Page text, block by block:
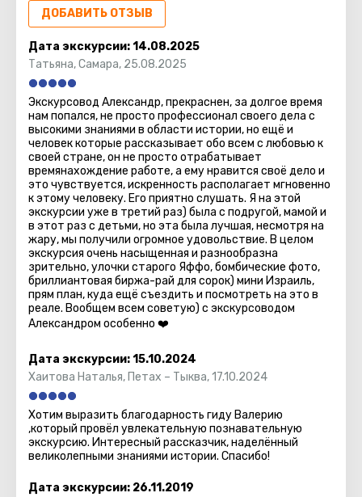
Здесь есть и учебные заведения, и представительства
иностранных государств, и музеи с галереями, и
бизнес-центры, и рестораны с отелями. Уже по этому
списку видно, что город живет полной жизнью, умеет и
работать, и отдыхать. А еще Тель-Авив знаменит
храмами: у них интересная архитектура.
Городом здорово любоваться с высоты. Видимо,
поэтому и местные жители, и гости так любят
смотровую площадку на 49-м этаже одной из
городских высоток. Вид отсюда открывается
сногсшибательный! Посещение можно объединить с
завтраком, обедом или ужином – здесь же есть
хороший ресторан.
Если хотите побыть на природе, отправляйтесь в парк
– их в городе много. А в парке Яркон можно не только
Тель-Авив посмотрите, не выступает ли здесь какая-
нибудь суперзвезда. Можно успеть и на концерт!
ДОБАВИТЬ ОТЗЫВ
Дата экскурсии:14.08.2025
Татьяна,Самара, 25.08.2025
Экскурсовод Александр, прекраснен, за долгое время
нам попался, не просто профессионал своего дела с
высокими знаниями в области истории, но ещё и
человек которые рассказывает обо всем с любовью к
своей стране, он не просто отрабатывает
времянахождение работе, а ему нравится своё дело и
это чувствуется, искренность располагает мгновенно
к этому человеку. Его приятно слушать. Я на этой
экскурсии уже в третий раз) была с подругой, мамой и
в этот раз с детьми, но эта была лучшая, несмотря на
жару, мы получили огромное удовольствие. В целом
экскурсия очень насыщенная и разнообразна
зрительно, улочки старого Яффо, бомбические фото,
бриллиантовая биржа-рай для сорок) мини Израиль,
прям план, куда ещё съездить и посмотреть на это в
реале. Вообщем всем советую) с экскурсоводом
Александром особенно ❤️
Дата экскурсии:15.10.2024
Хаитова Наталья, Петах – Тыква,17.10.2024
Хотим выразить благодарность гиду Валерию
,который провёл увлекательную познавательную
экскурсию. Интересный рассказчик, наделённый
великолепными знаниями истории. Спасибо!
Дата экскурсии: 26.11.2019